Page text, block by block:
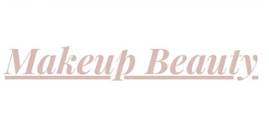
Makeup Beauty